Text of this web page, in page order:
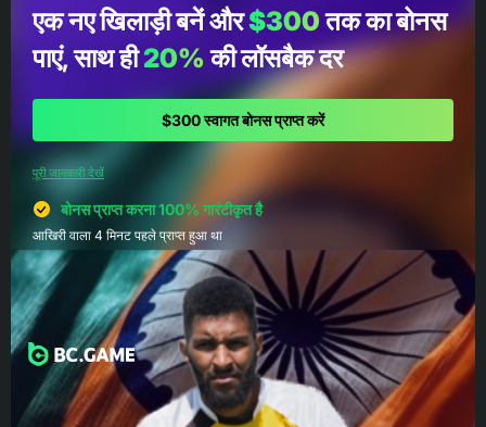
एक नए खिलाड़ी बनें और$300तक का बोनस
पाएं, साथ ही20%की लॉसबैक दर
$300 स्वागत बोनस प्राप्त करें
पूरी जानकारी देखें
बोनस प्राप्त करना 100% गारंटीकृत है
आखिरी वाला 4 मिनट पहले प्राप्त हुआ था